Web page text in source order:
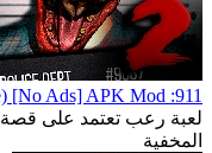
911: Prey (Horror Escape Game) [No Ads] APK Mod
لعبة رعب تعتمد على
المخفية